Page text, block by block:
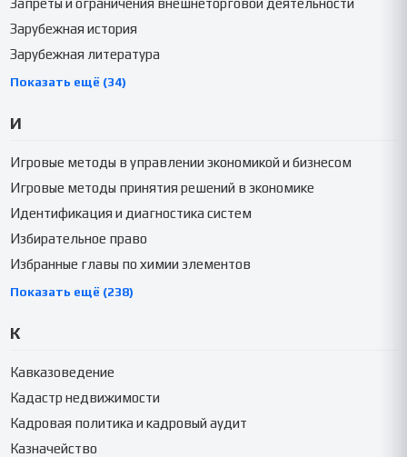
Запреты и ограничения внешнеторговой деятельности
Зарубежная история
Зарубежная литература
Показать ещё (34)
И
Игровые методы в управлении экономикой и бизнесом
Игровые методы принятия решений в экономике
Идентификация и диагностика систем
Избирательное право
Избранные главы по химии элементов
Показать ещё (238)
К
Кавказоведение
Кадастр недвижимости
Кадровая политика и кадровый аудит
Казначейство